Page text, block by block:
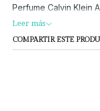
Perfume Calvin Klein
Leer más
COMPARTIR ESTE